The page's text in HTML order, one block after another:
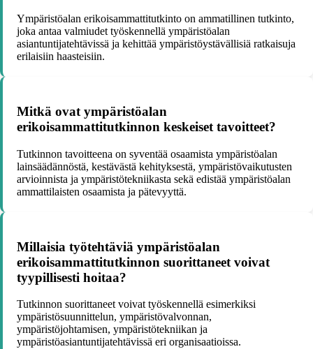
Ympäristöalan erikoisammattitutkinto on ammatillinen tutkinto,
joka antaa valmiudet työskennellä ympäristöalan
asiantuntijatehtävissä ja kehittää ympäristöystävällisiä ratkaisuja
erilaisiin haasteisiin.
Mitkä ovat ympäristöalan
erikoisammattitutkinnon keskeiset tavoitteet?
Tutkinnon tavoitteena on syventää osaamista ympäristöalan
lainsäädännöstä, kestävästä kehityksestä, ympäristövaikutusten
arvioinnista ja ympäristötekniikasta sekä edistää ympäristöalan
ammattilaisten osaamista ja pätevyyttä.
Millaisia työtehtäviä ympäristöalan
erikoisammattitutkinnon suorittaneet voivat
tyypillisesti hoitaa?
Tutkinnon suorittaneet voivat työskennellä esimerkiksi
ympäristösuunnittelun, ympäristövalvonnan,
ympäristöjohtamisen, ympäristötekniikan ja
ympäristöasiantuntijatehtävissä eri organisaatioissa.